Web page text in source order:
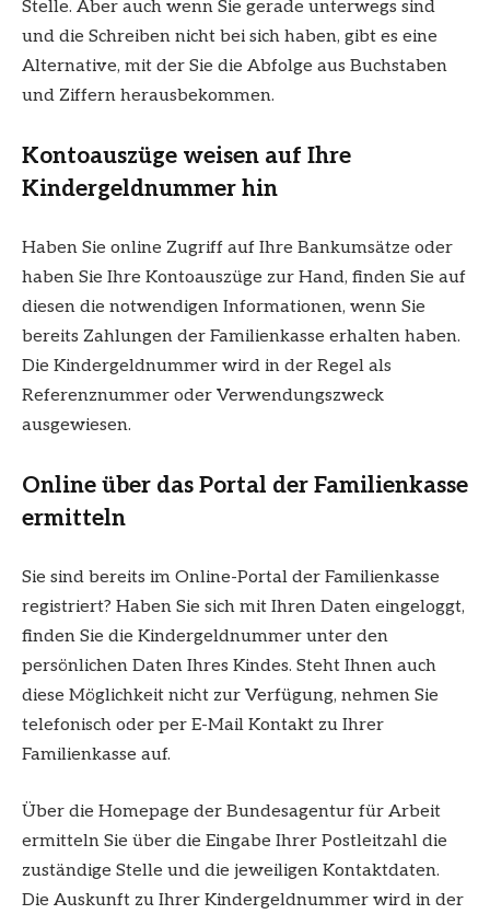
Stelle. Aber auch wenn Sie gerade unterwegs sind
und die Schreiben nicht bei sich haben, gibt es eine
Alternative, mit der Sie die Abfolge aus Buchstaben
und Ziffern herausbekommen.
Kontoauszüge weisen auf Ihre
Kindergeldnummer hin
Haben Sie online Zugriff auf Ihre Bankumsätze oder
haben Sie Ihre Kontoauszüge zur Hand, finden Sie auf
diesen die notwendigen Informationen, wenn Sie
bereits Zahlungen der Familienkasse erhalten haben.
Die Kindergeldnummer wird in der Regel als
Referenznummer oder Verwendungszweck
ausgewiesen.
Online über das Portal der Familienkasse
ermitteln
Sie sind bereits im Online-Portal der Familienkasse
registriert? Haben Sie sich mit Ihren Daten eingeloggt,
finden Sie die Kindergeldnummer unter den
persönlichen Daten Ihres Kindes. Steht Ihnen auch
diese Möglichkeit nicht zur Verfügung, nehmen Sie
telefonisch oder per E-Mail Kontakt zu Ihrer
Familienkasse auf.
Über die Homepage der Bundesagentur für Arbeit
ermitteln Sie über die Eingabe Ihrer Postleitzahl die
zuständige Stelle und die jeweiligen Kontaktdaten.
Die Auskunft zu Ihrer Kindergeldnummer wird in der